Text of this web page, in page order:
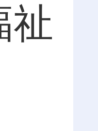
祉